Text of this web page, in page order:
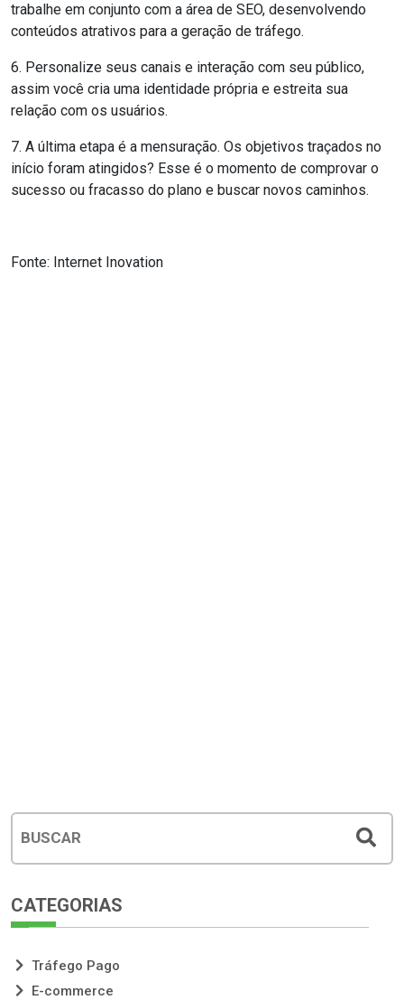
trabalhe em conjunto com a área de SEO, desenvolvendo
conteúdos atrativos para a geração de tráfego.
6. Personalize seus canais e interação com seu público,
assim você cria uma identidade própria e estreita sua
relação com os usuários.
7. A última etapa é a mensuração. Os objetivos traçados no
início foram atingidos? Esse é o momento de comprovar o
sucesso ou fracasso do plano e buscar novos caminhos.
Fonte: Internet Inovation
CATEGORIAS
Tráfego Pago
E-commerce